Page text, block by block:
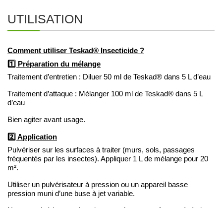
UTILISATION
Comment utiliser Teskad® Insecticide ?
1️⃣ Préparation du mélange
Traitement d’entretien : Diluer 50 ml de Teskad® dans 5 L d’eau
Traitement d’attaque : Mélanger 100 ml de Teskad® dans 5 L
d’eau
Bien agiter avant usage.
2️⃣ Application
Pulvériser sur les surfaces à traiter (murs, sols, passages
fréquentés par les insectes). Appliquer 1 L de mélange pour 20
m².
Utiliser un pulvérisateur à pression ou un appareil basse
pression muni d’une buse à jet variable.